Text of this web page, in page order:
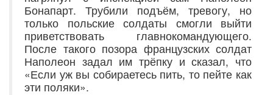
Бонапарт. Трубили подъём, тревогу, но
только польские солдаты смогли выйти
приветствовать главнокомандующего.
После такого позора французских солдат
Наполеон задал им трёпку и сказал, что
«Если уж вы собираетесь пить, то пейте как
эти поляки».